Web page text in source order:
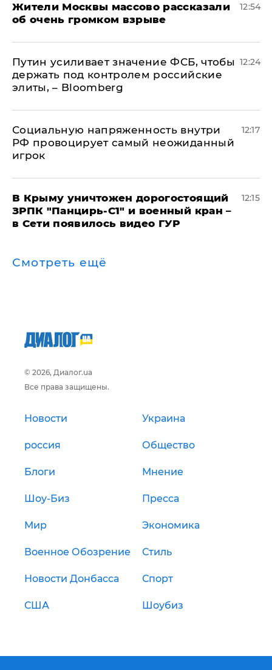
Жители Москвы массово рассказали
об очень громком взрыве
12:54
Путин усиливает значение ФСБ, чтобы
держать под контролем российские
элиты, – Bloomberg
12:24
Социальную напряженность внутри
РФ провоцирует самый неожиданный
игрок
12:17
В Крыму уничтожен дорогостоящий
ЗРПК "Панцирь-С1" и военный кран –
в Сети появилось видео ГУР
12:15
Смотреть ещё
© 2026, Диалог.ua
Все права защищены.
Новости Украина
россия Общество
Блоги Мнение
Шоу-Биз Пресса
Мир Экономика
Военное Обозрение Стиль
Новости Донбасса Спорт
США Шоубиз